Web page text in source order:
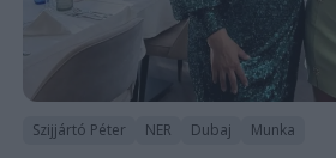
Szijjártó Péter NER Dubaj Munka